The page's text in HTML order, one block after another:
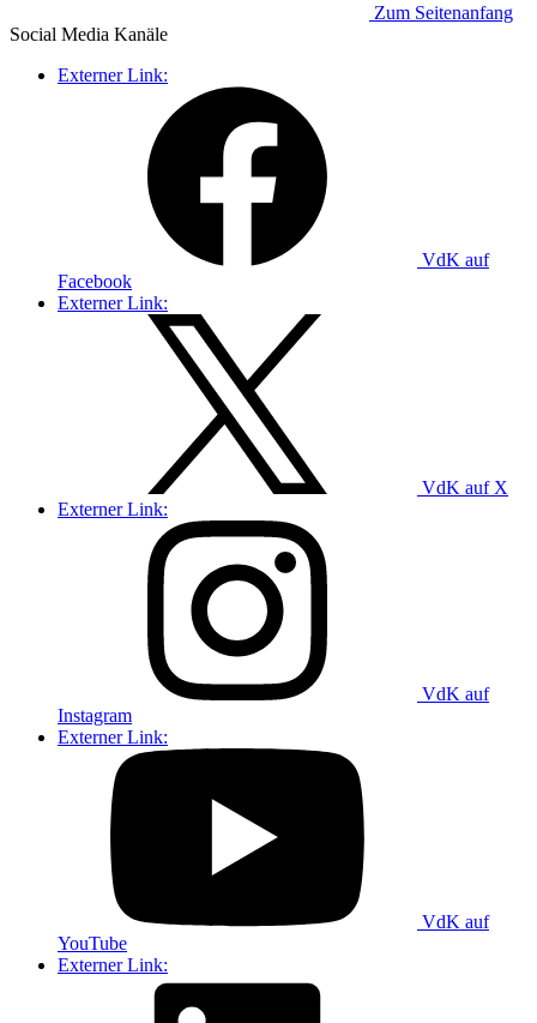
Zum Seitenanfang
Social Media Kanäle
Externer Link:
VdK auf
Facebook
Externer Link:
VdK auf X
Externer Link:
VdK auf
Instagram
Externer Link:
VdK auf
YouTube
Externer Link: